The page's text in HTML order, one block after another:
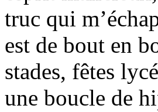
truc qui
est de bout en
stades, fêtes
une boucle de